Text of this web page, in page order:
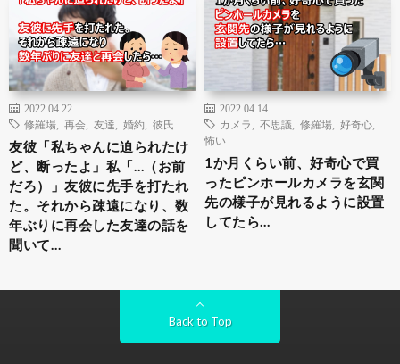
2022.04.22
修羅場
再会 友達 婚約 彼氏
友彼「私ちゃんに迫られたけ
ど、断ったよ」私「…（お前
だろ）」友彼に先手を打たれ
た。それから疎遠になり、数
年ぶりに再会した友達の話を
聞いて…
2022.04.14
カメラ
不思議 修羅場 好奇心
怖い
1か月くらい前、好奇心で買
ったピンホールカメラを玄関
先の様子が見れるように設置
してたら…
Back to Top